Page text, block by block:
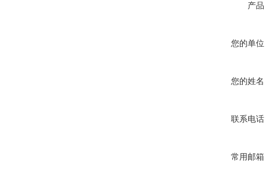
产品
您的单位
您的姓名
联系电话
常用邮箱